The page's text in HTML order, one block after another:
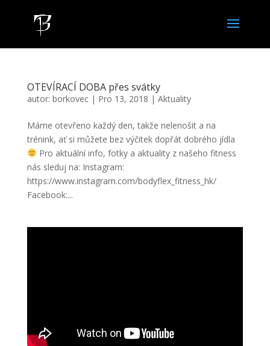
OTEVÍRACÍ DOBA přes svátky
autor: borkovec| Pro 13, 2018 | Aktuality
Máme otevřeno každý den, takže nelenošit a na
trénink, ať si můžete bez výčitek dopřát dobrého jídla
Pro aktuální info, fotky a aktuality z našeho fitness
nás sleduj na: Instagram:
https://www.instagram.com/bodyflex_fitness_hk/
Facebook:...